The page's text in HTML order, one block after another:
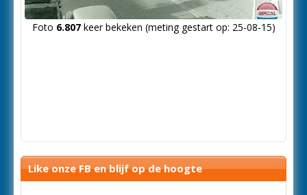
Foto 6.807keer bekeken (meting gestart op: 25-08-15)
Like onze FB en blijf op de hoogte